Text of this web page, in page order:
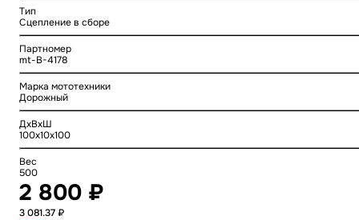
Тип
Сцепление в сборе
Партномер
mt-B-4178
Марка мототехники
Дорожный
ДхВхШ
100x10x100
Вес
500
2 800 ₽
3 081.37 ₽